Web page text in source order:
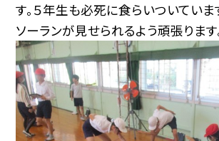
す。５年生も必死に食らいついていま
ソーランが見せられるよう頑張ります